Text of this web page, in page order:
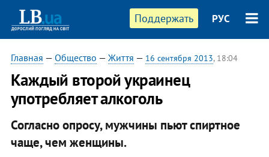
Поддержать РУС
Главная — Общество — Життя — 16 сентября 2013, 18:04
Каждый второй украинец
употребляет алкоголь
Согласно опросу, мужчины пьют спиртное
чаще, чем женщины.